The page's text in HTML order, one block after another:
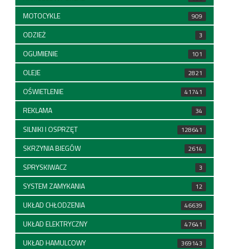
MOTOCYKLE 909
ODZIEŻ 3
OGUMIENIE 101
OLEJE 2821
OŚWIETLENIE 41741
REKLAMA 34
SILNIKI I OSPRZĘT 128641
SKRZYNIA BIEGÓW 2614
SPRYSKIWACZ 3
SYSTEM ZAMYKANIA 12
UKŁAD CHŁODZENIA 46639
UKŁAD ELEKTRYCZNY 47641
UKŁAD HAMULCOWY 369143